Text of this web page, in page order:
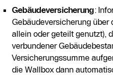
Gebäudeversicherung:
Gebäudeversicherung über
allein oder geteilt genutzt),
verbundener
Versicherungssumme
die Wallbox dann